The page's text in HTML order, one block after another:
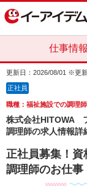
仕事情報
更新日：2026/08/01 ※更
正社員
職種：福祉施設での調理師
株式会社HITOWA
調理師の求人情報詳
正社員募集！資
調理師のお仕事